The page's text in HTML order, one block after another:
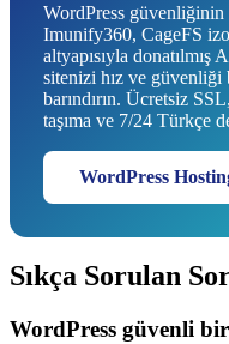
WordPress güvenliğinin
Imunify360, CageFS
altyapısıyla
sitenizi hız ve güvenliği
barındırın. Ücretsiz
taşıma ve 7/24 Türkçe
WordPress
Sıkça Sorulan
WordPress güvenli